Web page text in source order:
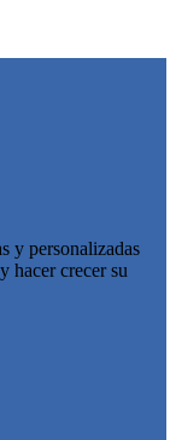
y personalizadas
hacer crecer su